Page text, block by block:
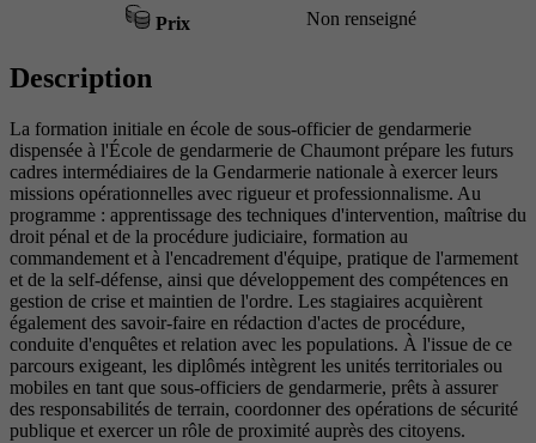
Prix Non renseigné
Description
La formation initiale en école de sous-officier de gendarmerie
dispensée à l'École de gendarmerie de Chaumont prépare les futurs
cadres intermédiaires de la Gendarmerie nationale à exercer leurs
missions opérationnelles avec rigueur et professionnalisme. Au
programme : apprentissage des techniques d'intervention, maîtrise du
droit pénal et de la procédure judiciaire, formation au
commandement et à l'encadrement d'équipe, pratique de l'armement
et de la self-défense, ainsi que développement des compétences en
gestion de crise et maintien de l'ordre. Les stagiaires acquièrent
également des savoir-faire en rédaction d'actes de procédure,
conduite d'enquêtes et relation avec les populations. À l'issue de ce
parcours exigeant, les diplômés intègrent les unités territoriales ou
mobiles en tant que sous-officiers de gendarmerie, prêts à assurer
des responsabilités de terrain, coordonner des opérations de sécurité
publique et exercer un rôle de proximité auprès des citoyens.